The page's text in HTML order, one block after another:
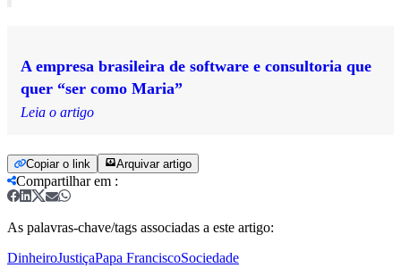
A empresa brasileira de software e consultoria que
quer “ser como Maria”
Leia o artigo
Copiar o link Arquivar artigo
Compartilhar em :
As palavras-chave/tags associadas a este artigo:
DinheiroJustiçaPapa FranciscoSociedade